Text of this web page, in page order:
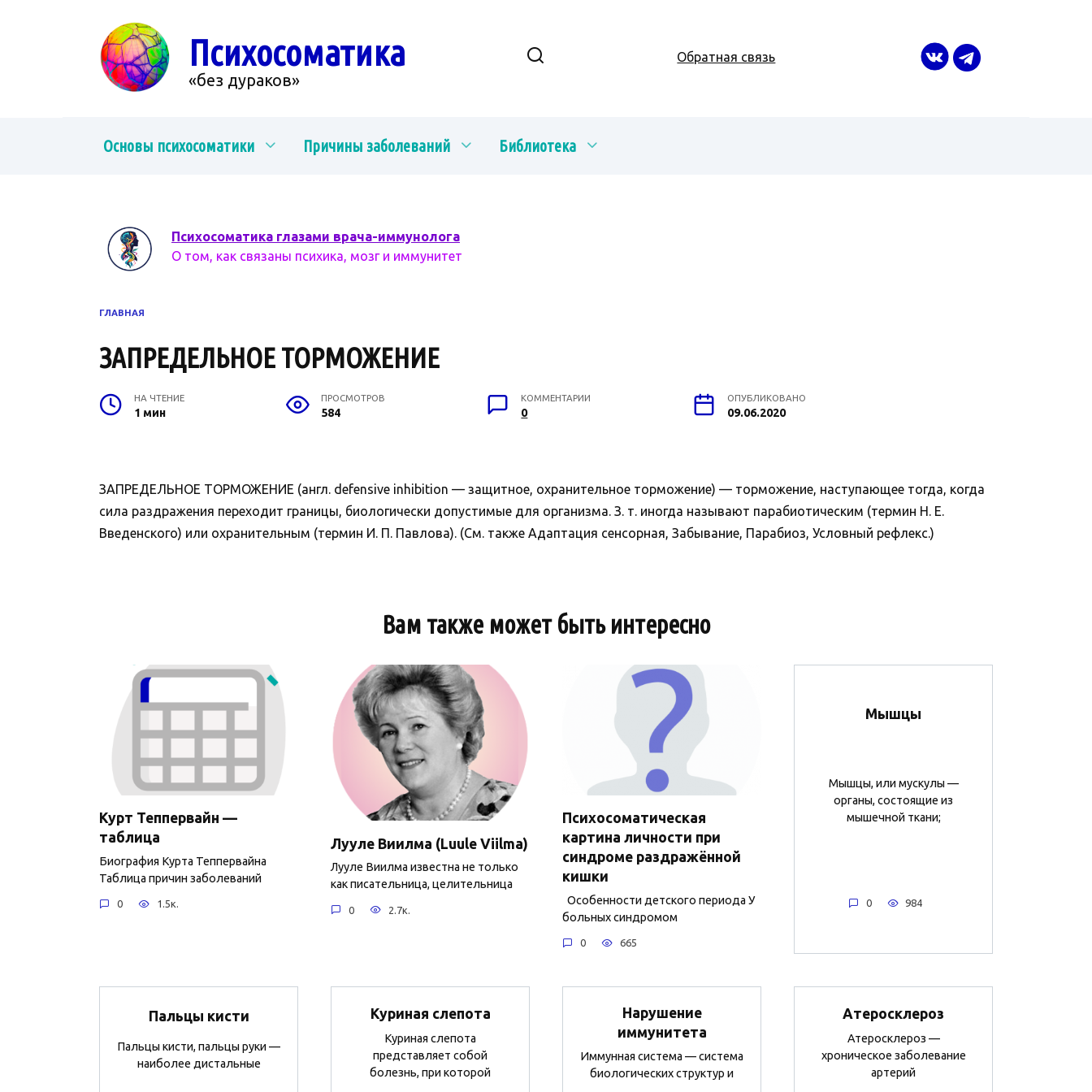
Психосоматика
«без дураков»
Обратная связь
Основы психосоматики Причины заболеваний Библиотека
Психосоматика глазами врача-иммунолога
О том, как связаны психика, мозг и иммунитет
ГЛАВНАЯ
ЗАПРЕДЕЛЬНОЕ ТОРМОЖЕНИЕ
НА ЧТЕНИЕ
1 мин
ПРОСМОТРОВ
584
КОММЕНТАРИИ
0
ОПУБЛИКОВАНО
09.06.2020
ЗАПРЕДЕЛЬНОЕ ТОРМОЖЕНИЕ (англ. defensive inhibition — защитное, охранительное торможение) — торможение, наступающее тогда, когда
сила раздражения переходит границы, биологически допустимые для организма. З. т. иногда называют парабиотическим (термин Н. Е.
Введенского) или охранительным (термин И. П. Павлова). (См. также Адаптация сенсорная, Забывание, Парабиоз, Условный рефлекс.)
Вам также может быть интересно
Курт Теппервайн —
таблица
Биография Курта Теппервайна
Таблица причин заболеваний
0 1.5к.
Лууле Виилма (Luule Viilma)
Лууле Виилма известна не только
как писательница, целительница
0 2.7к.
Психосоматическая
картина личности при
синдроме раздражённой
кишки
Особенности детского периода У
больных синдромом
0 665
Мышцы
Мышцы, или мускулы —
органы, состоящие из
мышечной ткани;
0 984
Пальцы кисти
Пальцы кисти, пальцы руки —
наиболее дистальные
Куриная слепота
Куриная слепота
представляет собой
болезнь, при которой
Нарушение
иммунитета
Иммунная система — система
биологических структур и
Атеросклероз
Атеросклероз —
хроническое заболевание
артерий